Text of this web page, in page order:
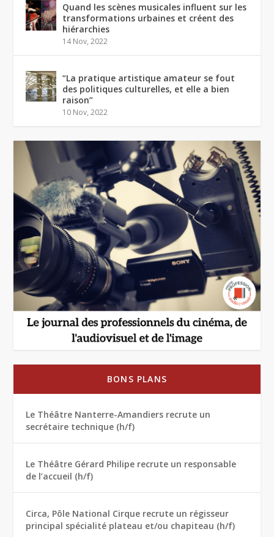
Quand les scènes musicales influent sur les
transformations urbaines et créent des
hiérarchies
14 Nov, 2022
“La pratique artistique amateur se fout
des politiques culturelles, et elle a bien
raison”
10 Nov, 2022
BONS PLANS
Le Théâtre Nanterre-Amandiers recrute un
secrétaire technique (h/f)
Le Théâtre Gérard Philipe recrute un responsable
de l’accueil (h/f)
Circa, Pôle National Cirque recrute un régisseur
principal spécialité plateau et/ou chapiteau (h/f)